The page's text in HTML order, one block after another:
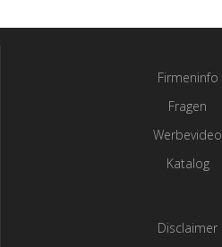
Firmeninfo
Fragen
Werbevideo
Katalog
Disclaimer